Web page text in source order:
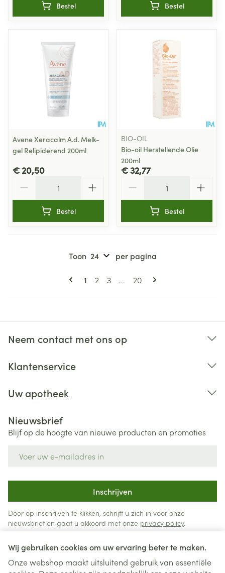
Wij gebruiken cookies om uw ervaring beter te maken.
Onze webshop maakt uitsluitend gebruik van essentiële
Bestel Bestel
Avene Xeracalm A.d. Melk-
gel Relipiderend 200ml
€ 20,50
Bestel
BIO-OIL
Bio-oil Herstellende Olie
200ml
€ 32,77
Bestel
Pagina's
U lees momenteel pagina
1 Pagina
2 Pagina
3 ... Pagina
20
Toon per pagina
Neem contact met ons op
Klantenservice
Uw apotheek
Nieuwsbrief
Blijf op de hoogte van nieuwe producten en promoties
Inschrijven
Door op inschrijven te klikken, schrijft u zich in voor onze
nieuwsbrief en gaat u akkoord met onze privacy policy.